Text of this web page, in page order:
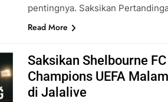
pentingnya. Saksikan
Read More
Saksikan Shelbourne
Champions UEFA
di Jalalive